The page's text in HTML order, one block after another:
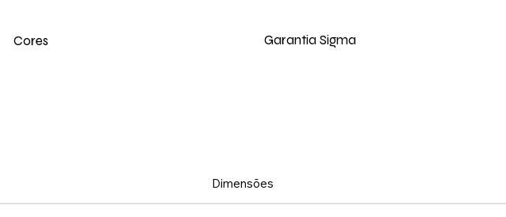
Cores Garantia Sigma
Dimensões